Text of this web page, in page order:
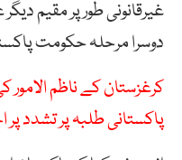
غیرقانونی طور پر مقیم
دوسرا مرحلہ حکومت
کرغزستان کے ناظم
پاکستانی طلبہ پر تشدد پر